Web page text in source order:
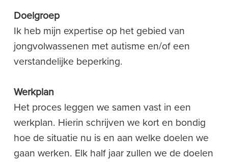
Doelgroep
Ik heb mijn expertise op het gebied van
jongvolwassenen met autisme en/of een
verstandelijke beperking.
Werkplan
Het proces leggen we samen vast in een
werkplan. Hierin schrijven we kort en bondig
hoe de situatie nu is en aan welke doelen we
gaan werken. Elk half jaar zullen we de doelen